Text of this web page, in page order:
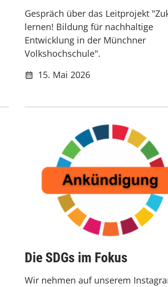
15. Mai 2026
Gespräch über das Leitprojekt
lernen! Bildung für nachhaltige
Entwicklung in der Münchner
Volkshochschule".
Die SDGs im Fokus
Wir nehmen auf unserem